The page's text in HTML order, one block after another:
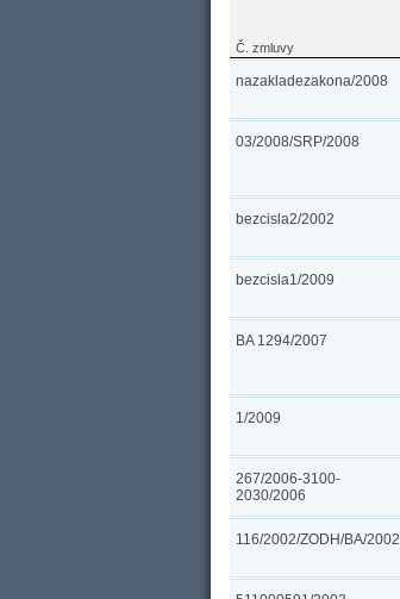
Č. zmluvy
nazakladezakona/2008
03/2008/SRP/2008
bezcisla2/2002
bezcisla1/2009
BA 1294/2007
1/2009
267/2006-3100-
2030/2006
116/2002/ZODH/BA/2002